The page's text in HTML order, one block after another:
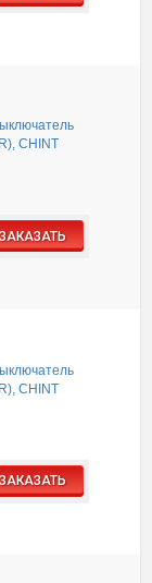
CHINT
ЗАКАЗАТЬ
CHINT
ЗАКАЗАТЬ